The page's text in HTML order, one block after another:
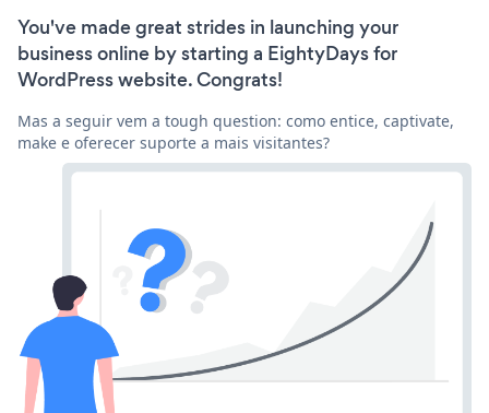
You've made great strides in launching your
business online by starting a EightyDays for
WordPress website. Congrats!
Mas a seguir vem a tough question: como entice, captivate,
make e oferecer suporte a mais visitantes?